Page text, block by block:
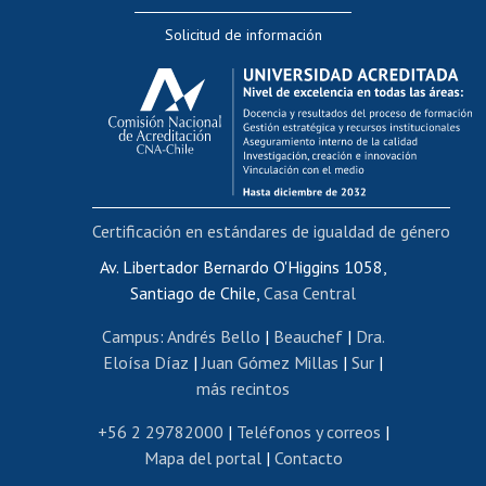
Editar Portafolio Académico
Evaluación docente
Calificación académica
Postulación al AUCAI
Funcionarias/os
Cursos internos de capacitación
Bienestar del personal
Portal de movilidad interna
Certificado de renta
Certificado de renta honorarios
Editar páginas blancas
Extranjeras/os
Revalidación y reconocimiento de títulos
Postulación al Programa de Movilidad Estudiantil
Solicitud de información
Av. Libertador Bernardo O'Higgins 1058,
Santiago de Chile, Casa Central
Campus: Andrés Bello | Beauchef| Dra.
Eloísa Díaz | Juan Gómez Millas | Sur |
más recintos
+56 2 29782000 | Teléfonos y correos |
Mapa del portal| Contacto
Certificación en estándares de igualdad de género